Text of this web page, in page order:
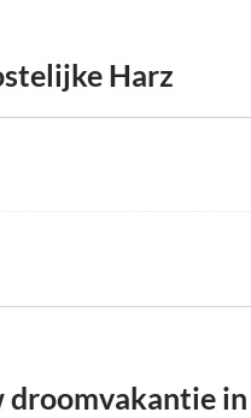
Harz
droomvakantie